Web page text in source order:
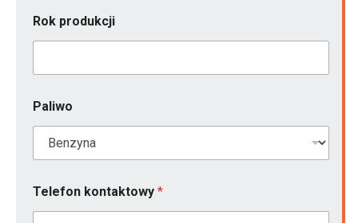
Rok produkcji
Paliwo
Telefon kontaktowy *